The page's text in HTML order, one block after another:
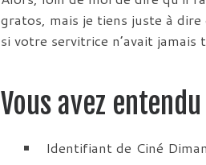
gratos, mais je tiens juste à
si votre servitrice n’avait
Vous avez
Identifiant de Ciné